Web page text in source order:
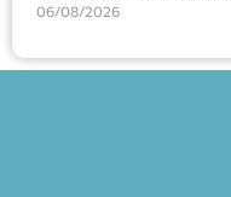
Ακτοφυλακής (Λ.Σ.-
06/08/2026